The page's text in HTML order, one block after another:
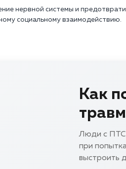
нервной системы и
социальному взаимодействию.
Как
Люди с
при
выстроить